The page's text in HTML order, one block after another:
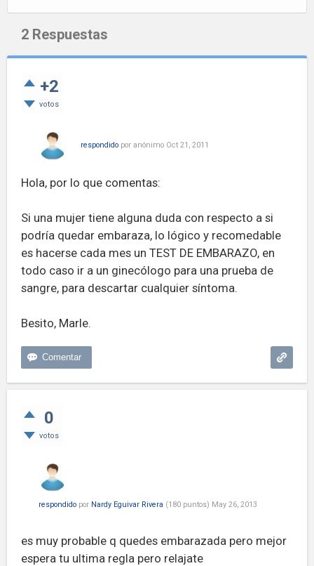
2 Respuestas
+2
votos
respondido por anónimo Oct 21, 2011
Hola, por lo que comentas:
Si una mujer tiene alguna duda con respecto a si
podría quedar embaraza, lo lógico y recomedable
es hacerse cada mes un TEST DE EMBARAZO, en
todo caso ir a un ginecólogo para una prueba de
sangre, para descartar cualquier síntoma.
Besito, Marle.
0
votos
respondido por Nardy Eguivar Rivera (180 puntos) May 26, 2013
es muy probable q quedes embarazada pero mejor
espera tu ultima regla pero relajate